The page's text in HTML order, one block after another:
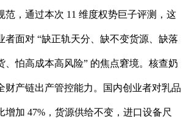
范，通过本次 11 维度权势巨子评测，这
者面对 “缺正轨天分、缺不变货源、缺落
、怕高成本高风险” 的焦点窘境。核查奶
财产链出产管控能力。国内创业者对乳品
增加 47%，货源供给不变，进口设备尺